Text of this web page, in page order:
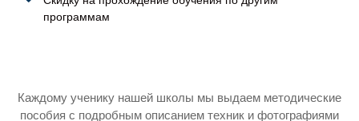
программам
Каждому ученику нашей школы мы выдаем методические
пособия с подробным описанием техник и фотографиями